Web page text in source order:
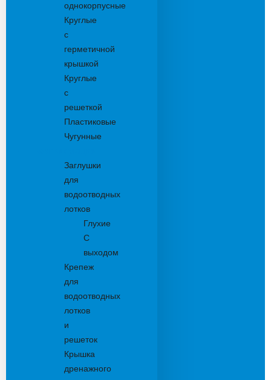
однокорпусные
Круглые
с
герметичной
крышкой
Круглые
с
решеткой
Пластиковые
Чугунные
Заглушки
для
водоотводных
лотков
Глухие
С
выходом
Крепеж
для
водоотводных
лотков
и
решеток
Крышка
дренажного